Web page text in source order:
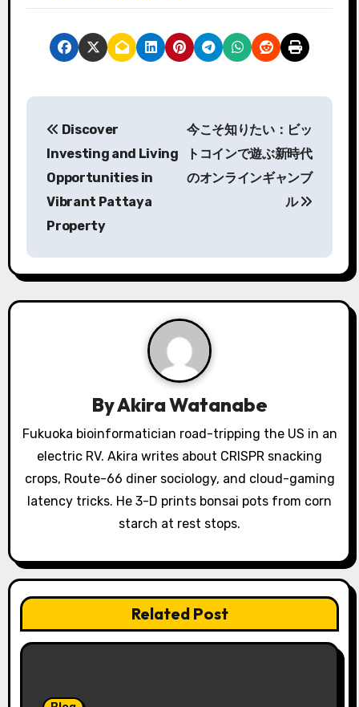
P
a
v
t
i
o
Discover
Investing and Living
Opportunities in
Vibrant Pattaya
Property
今こそ知りたい： ビッ
トコインで遊ぶ新時代
のオンラインギャンブ
ル
ByAkira Watanabe
Fukuoka bioinformatician road-tripping the US in an
electric RV. Akira writes about CRISPR snacking
crops, Route-66 diner sociology, and cloud-gaming
latency tricks. He 3-D prints bonsai pots from corn
starch at rest stops.
Related Post